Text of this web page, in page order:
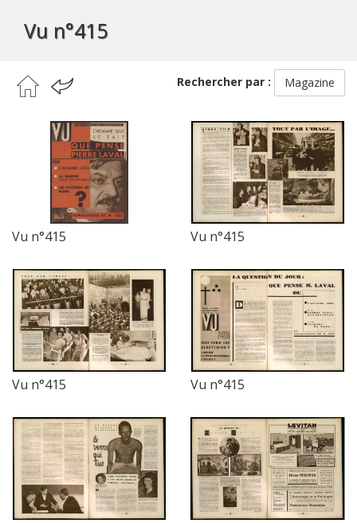
Vu n°415
Rechercher par : Magazine
Vu n°415 Vu n°415
Vu n°415 Vu n°415